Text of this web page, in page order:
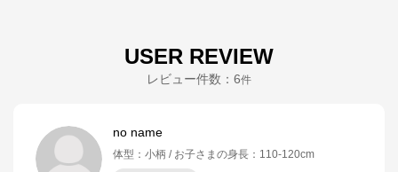
USER REVIEW
レビュー件数： 6件
no name
体型 ： 小柄 お子さまの身長 ： 110-120cm